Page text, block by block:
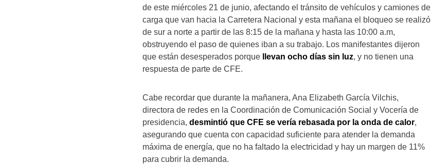
de este miércoles 21 de junio, afectando el tránsito de vehículos y camiones de
carga que van hacia la Carretera Nacional y esta mañana el bloqueo se realizó
de sur a norte a partir de las 8:15 de la mañana y hasta las 10:00 a.m,
obstruyendo el paso de quienes iban a su trabajo. Los manifestantes dijeron
que están desesperados porque llevan ocho días sin luz, y no tienen una
respuesta de parte de CFE.
Cabe recordar que durante la mañanera, Ana Elizabeth García Vilchis,
directora de redes en la Coordinación de Comunicación Social y Vocería de
presidencia, desmintió que CFE se vería rebasada por la onda de calor,
asegurando que cuenta con capacidad suficiente para atender la demanda
máxima de energía, que no ha faltado la electricidad y hay un margen de 11%
para cubrir la demanda.